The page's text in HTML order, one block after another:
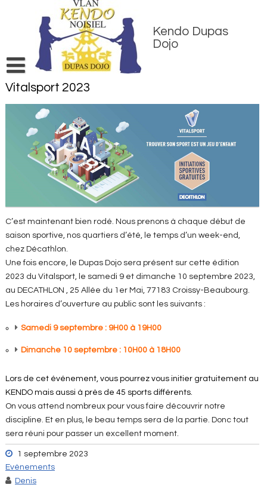
Kendo Dupas
Dojo
Accueil
Inscriptions
Entraînements
Matériel & entretien
Contact
Jeu KendoKid
Vitalsport 2023
C’est maintenant bien rodé. Nous prenons à chaque début de
saison sportive, nos quartiers d’été, le temps d’un week-end,
chez Décathlon.
Une fois encore, le Dupas Dojo sera présent sur cette édition
2023 du Vitalsport, le samedi 9 et dimanche 10 septembre 2023,
au DECATHLON , 25 Allée du 1er Mai, 77183 Croissy-Beaubourg.
Les horaires d’ouverture au public sont les suivants :
Samedi 9 septembre : 9H00 à 19H00
Dimanche 10 septembre : 10H00 à 18H00
Lors de cet événement, vous pourrez vous initier gratuitement au
KENDO mais aussi à près de 45 sports différents.
On vous attend nombreux pour vous faire découvrir notre
discipline. Et en plus, le beau temps sera de la partie. Donc tout
sera réuni pour passer un excellent moment.
1 septembre 2023
Evènements
Denis